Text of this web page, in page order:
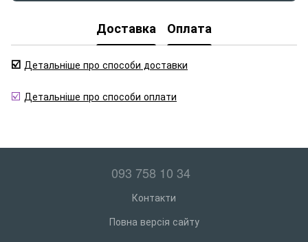
Доставка Оплата
☑️ Детальніше про способи доставки
☑️ Детальніше про способи оплати
093 758 10 34
Контакти
Повна версія сайту